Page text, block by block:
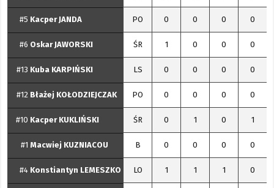
#5 KacperJANDA PO 0 0 0 0
#6 OskarJAWORSKI ŚR 1 0 0 0
#13 Kuba KARPIŃSKI LS 0 0 0 0
#12 Błażej KOŁODZIEJCZAK PO 0 0 0 0
#10 Kacper KUKLIŃSKI ŚR 0 1 0 1
#1 Macwiej KUZNIACOU B 0 0 0 0
#4 Konstiantyn LEMESZKO LO 1 1 1 0